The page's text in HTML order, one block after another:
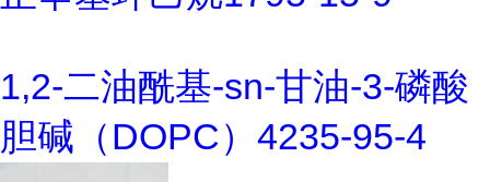
1,2-二油酰基-sn-甘油-3-磷酸
胆碱（DOPC）4235-95-4